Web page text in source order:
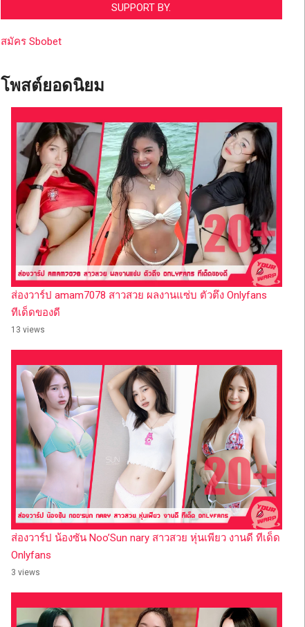
SUPPORT BY.
สมัคร Sbobet
โพสต์ยอดนิยม
ส่องวาร์ป amam7078 สาวสวย ผลงานแซ่บ ตัวตึง Onlyfans
ทีเด็ดของดี
13 views
ส่องวาร์ป น้องซัน Noo’Sun nary สาวสวย หุ่นเพียว งานดี ทีเด็ด
Onlyfans
3 views